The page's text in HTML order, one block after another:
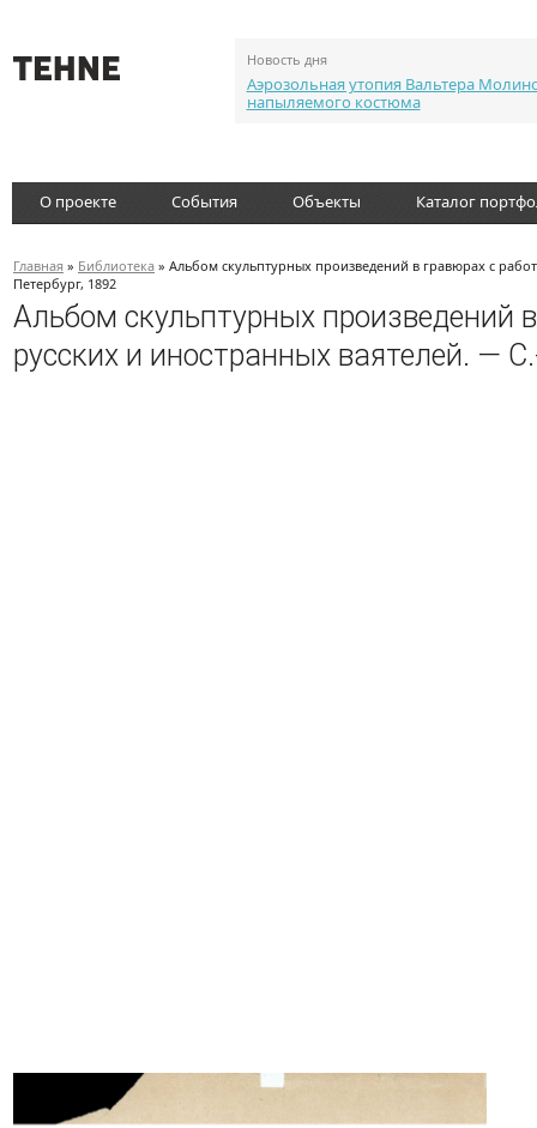
Новость дня
Аэрозольная утопия Вальтера
напыляемого костюма
О проекте События Объекты Каталог
Главная » Библиотека » Альбом скульптурных произведений в гравюрах с
Петербург, 1892
Альбом скульптурных произведений
русских и иностранных ваятелей. —